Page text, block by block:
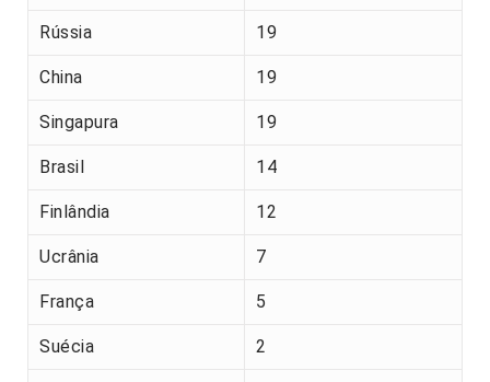
Rússia 19
China 19
Singapura 19
Brasil 14
Finlândia 12
Ucrânia 7
França 5
Suécia 2